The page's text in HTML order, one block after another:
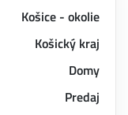
Košice - okolie
Košický kraj
Domy
Predaj